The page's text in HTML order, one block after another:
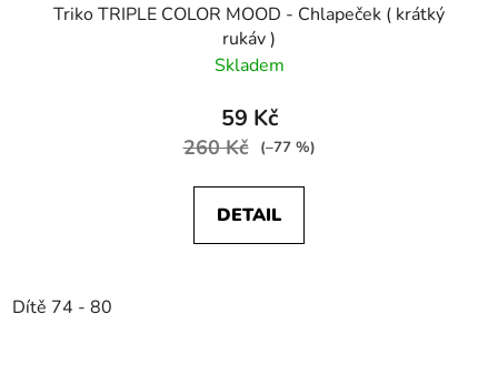
Triko TRIPLE COLOR MOOD - Chlapeček ( krátký
rukáv )
Skladem
59 Kč
260 Kč (–77 %)
DETAIL
Dítě 74 - 80